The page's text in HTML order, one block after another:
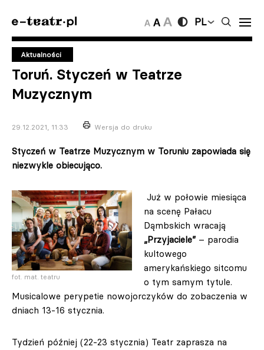
PL
Aktualności
Toruń. Styczeń w Teatrze
Muzycznym
29.12.2021, 11:33 Wersja do druku
Styczeń w Teatrze Muzycznym w Toruniu zapowiada się
niezwykle obiecująco.
fot. mat. teatru
Już w połowie miesiąca
na scenę Pałacu
Dąmbskich wracają
„Przyjaciele” – parodia
kultowego
amerykańskiego sitcomu
o tym samym tytule.
Musicalowe perypetie nowojorczyków do zobaczenia w
dniach 13-16 stycznia.
Tydzień później (22-23 stycznia) Teatr zaprasza na